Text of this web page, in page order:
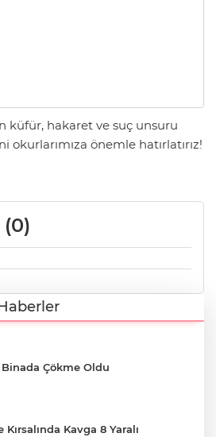
küfür, hakaret ve suç unsuru
önemle hatırlatırız!
0)
Binada Çökme Oldu
Kırsalında Kavga 8 Yaralı